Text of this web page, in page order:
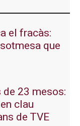
el fracàs:
que
23 mesos:
clau
de TVE